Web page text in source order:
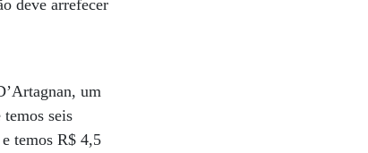
deve arrefecer
um
seis
temos R$ 4,5